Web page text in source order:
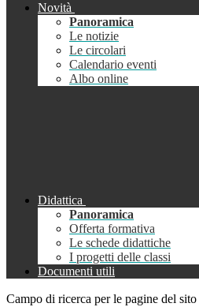
Novità
Panoramica
Le notizie
Le circolari
Calendario eventi
Albo online
Didattica
Panoramica
Offerta formativa
Le schede didattiche
I progetti delle classi
Documenti utili
Campo di ricerca per le pagine del sito